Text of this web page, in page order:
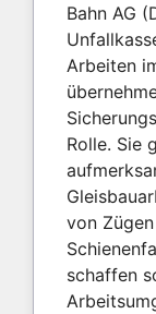
Bahn AG
Arbeiten
Rolle. Sie
von
schaffen